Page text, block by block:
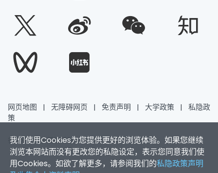
我们使用Cookies为您提供更好的浏览体验。如果您继续
浏览本网站而没有更改您的私隐设定，表示您同意我们使
用Cookies。如欲了解更多，请参阅我们的私隐政策声明
网页地图 | 无障碍网页 | 免责声明 | 大学政策 |
私隐政
策
香港浸会大学 版权所有 © 2026